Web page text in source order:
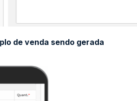
de venda sendo gerada